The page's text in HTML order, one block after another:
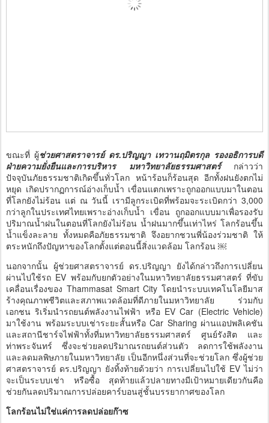
ขณะที่ ผู้ช่วยศาสตราจารย์ ดร.ปริญญา เทวานฤมิตรกุล รองอธิการบดี
ฝ่ายความยั่งยืนและการบริหาร มหาวิทยาลัยธรรมศาสตร์ กล่าวว่า
ปัจจุบันภัยธรรมชาติเกิดขึ้นทั่วโลก หน้าร้อนก็ร้อนสุด อีกทั้งฝนยังตกไม่
หยุด เกิดปรากฏการณ์อ่างเก็บน้ำ เขื่อนแตกเพราะถูกออกแบบมาในตอน
ที่โลกยังไม่ร้อน แต่ ณ วันนี้ เรามีลูกระเบิดที่พร้อมจะระเบิดกว่า 3,000
กว่าลูกในประเทศไทยเพราะอ่างเก็บน้ำ เขื่อน ถูกออกแบบมาเพื่อรองรับ
ปริมาณน้ำฝนในตอนที่โลกยังไม่ร้อน น้ำฝนมากขึ้นเท่าไหร่ โลกร้อนขึ้น
น้ำแข็งละลาย ทั้งหมดคือภัยธรรมชาติ จึงอยากชวนพี่น้องร่วมชาติ ให้
ตระหนักถึงปัญหาของโลกตั้งแต่ตอนนี้สิ่งแวดล้อม โลกร้อน ￼
นอกจากนั้น ผู้ช่วยศาสตราจารย์ ดร.ปริญญา ยังได้กล่าวถึงการเปลี่ยน
ผ่านไปใช้รถ EV พร้อมกับยกตัวอย่างในมหาวิทยาลัยธรรมศาสตร์ ที่ขับ
เคลื่อนเรื่องของ Thammasat Smart City โดยนำระบบเทคโนโลยีมาส
ร้างคุณภาพชีวิตและสภาพแวดล้อมที่ดีภายในมหาวิทยาลัย ร่วมกับ
เอกชน ริเริ่มนำรถยนต์พลังงานไฟฟ้า หรือ EV Car (Electric Vehicle)
มาใช้งาน พร้อมระบบเช่าระยะสั้นหรือ Car Sharing ผ่านแอปพลิเคชัน
และสถานีชาร์จไฟฟ้าทั้งที่มหาวิทยาลัยธรรมศาสตร์ ศูนย์รังสิต และ
ท่าพระจันทร์ ซึ่งจะช่วยลดปริมาณรถยนต์ส่วนตัว ลดการใช้พลังงาน
และลดมลพิษภายในมหาวิทยาลัย เป็นอีกหนึ่งส่วนที่จะช่วยโลก ซึ่งผู้ช่วย
ศาสตราจารย์ ดร.ปริญญา ยังทิ้งท้ายด้วยว่า การเปลี่ยนไปใช้ EV ไม่ว่า
จะเป็นระบบเช่า หรือซื้อ สุดท้ายแล้วปลายทางมีเป้าหมายเดียวกันคือ
ช่วยกันลดปริมาณการปล่อยคาร์บอนสู่ชั้นบรรยากาศของโลก
โลกร้อนไม่ใช่แค่การลดปล่อยก๊าซ